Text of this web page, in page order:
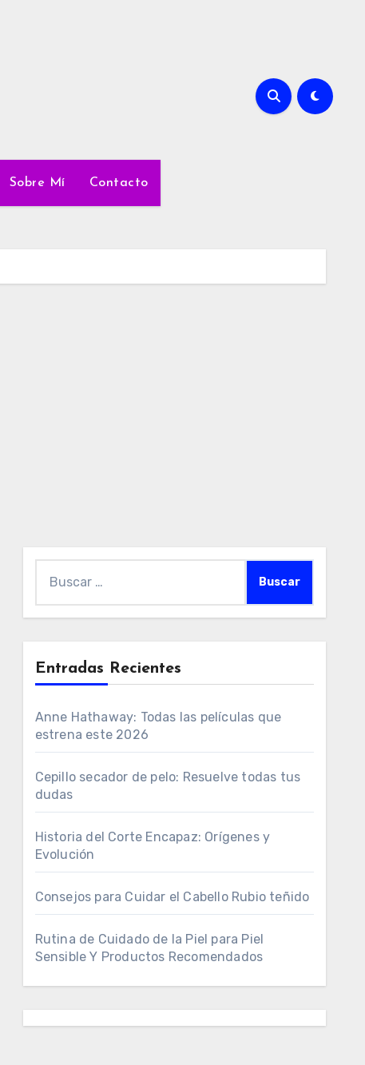
Sobre Mí Contacto
Entradas Recientes
Anne Hathaway: Todas las películas que
estrena este 2026
Cepillo secador de pelo: Resuelve todas tus
dudas
Historia del Corte Encapaz: Orígenes y
Evolución
Consejos para Cuidar el Cabello Rubio teñido
Rutina de Cuidado de la Piel para Piel
Sensible Y Productos Recomendados